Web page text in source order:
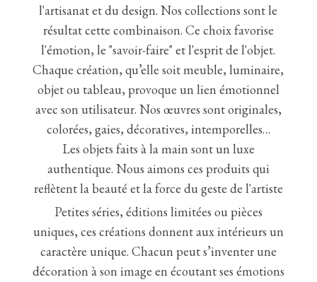
l'artisanat et du design. Nos collections sont le
résultat cette combinaison. Ce choix favorise
l'émotion, le "savoir-faire" et l'esprit de l'objet.
Chaque création, qu’elle soit meuble, luminaire,
objet ou tableau, provoque un lien émotionnel
avec son utilisateur. Nos œuvres sont originales,
colorées, gaies, décoratives, intemporelles…
Les objets faits à la main sont un luxe
authentique. Nous aimons ces produits qui
reflètent la beauté et la force du geste de l'artiste
Petites séries, éditions limitées ou pièces
uniques, ces créations donnent aux intérieurs un
caractère unique. Chacun peut s’inventer une
décoration à son image en écoutant ses émotions